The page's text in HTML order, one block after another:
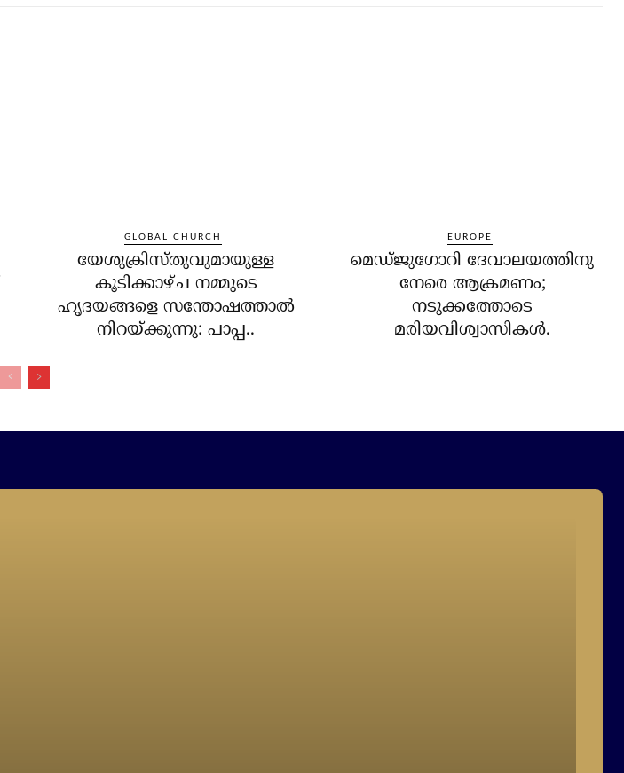
GLOBAL CHURCH
യേശുക്രിസ്തുവുമായുള്ള
കൂടിക്കാഴ്ച നമ്മുടെ
ഹൃദയങ്ങളെ സന്തോഷത്താല്‍
നിറയ്ക്കുന്നു: പാപ്പ..
EUROPE
മെഡ്ജുഗോറി ദേവാലയത്തിനു
നേരെ ആക്രമണം;
നടുക്കത്തോടെ
മരിയവിശ്വാസികള്‍.